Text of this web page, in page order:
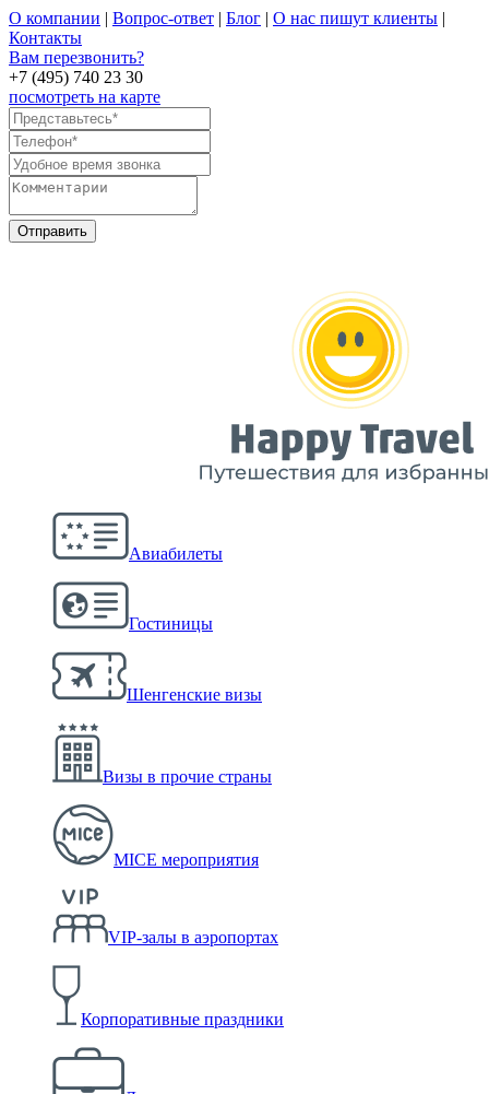
О компании | Вопрос-ответ | Блог | О нас пишут клиенты |
Контакты
Вам перезвонить?
+7 (495) 740 23 30
посмотреть на карте
Авиабилеты
Гостиницы
Шенгенские визы
Визы в прочие страны
MICE мероприятия
VIP-залы в аэропортах
Корпоративные праздники